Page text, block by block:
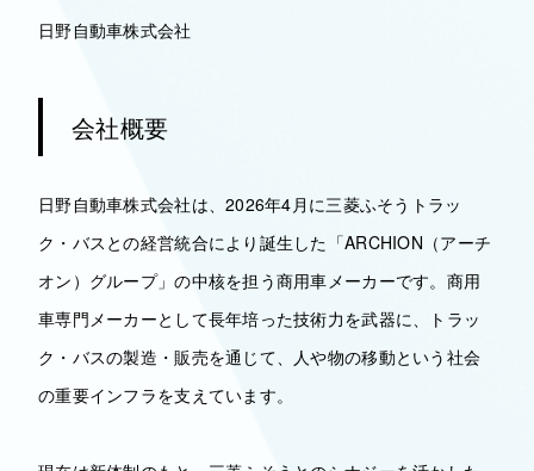
日野自動車株式会社
会社概要
日野自動車株式会社は、2026年4月に三菱ふそうトラッ
ク・バスとの経営統合により誕生した「ARCHION（アーチ
オン）グループ」の中核を担う商用車メーカーです。商用
車専門メーカーとして長年培った技術力を武器に、トラッ
ク・バスの製造・販売を通じて、人や物の移動という社会
の重要インフラを支えています。